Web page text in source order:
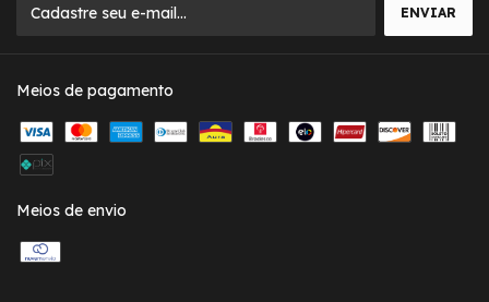
Meios de pagamento
Meios de envio